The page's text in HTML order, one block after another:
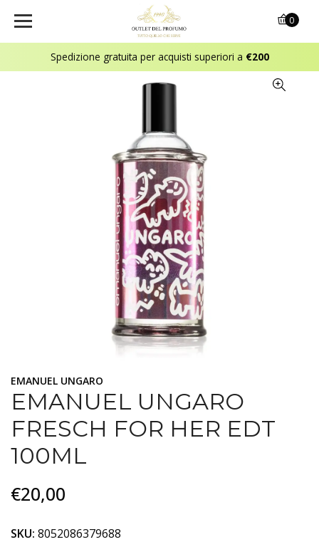
Spedizione gratuita per acquisti superiori a €200
0
EMANUEL UNGARO
EMANUEL UNGARO
FRESCH FOR HER EDT
100ML
€20,00
SKU: 8052086379688